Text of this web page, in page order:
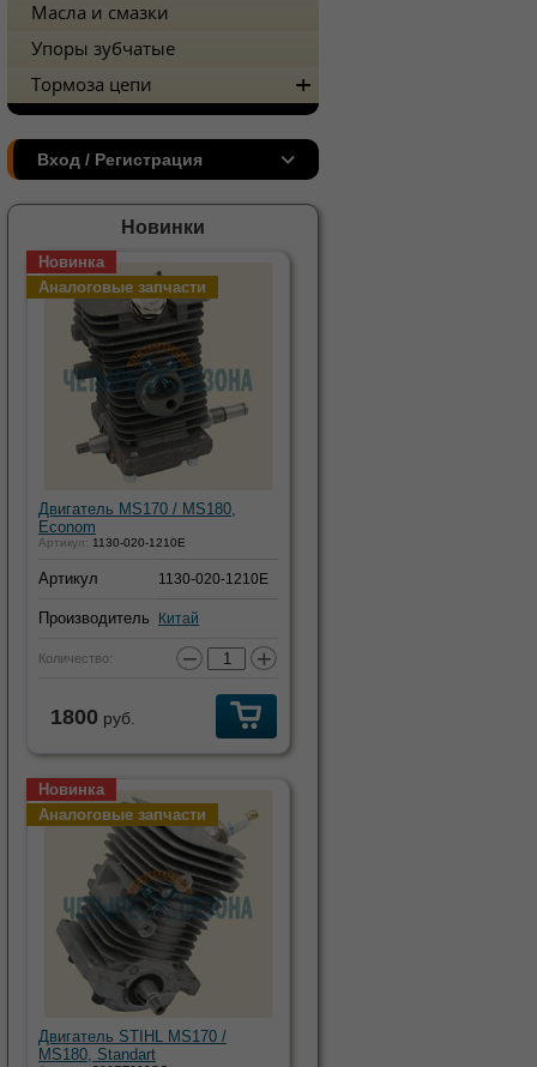
Масла и смазки
Упоры зубчатые
Тормоза цепи
Вход / Регистрация
Новинки
Новинка
Аналоговые запчасти
Двигатель MS170 / MS180,
Econom
Артикул: 1130-020-1210E
Артикул 1130-020-1210E
Производитель Китай
Количество: − +
1800 руб.
Новинка
Аналоговые запчасти
Двигатель STIHL MS170 /
MS180, Standart